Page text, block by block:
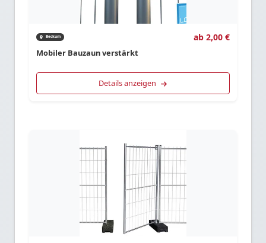
Beckum ab 2,00 €
Mobiler Bauzaun verstärkt
Details anzeigen